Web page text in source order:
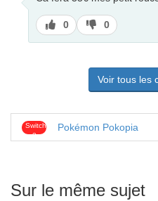
J’aime
0
J’aime
pas
0
Voir tous les
Switch
2
Pokémon Pokopia
Sur le même sujet